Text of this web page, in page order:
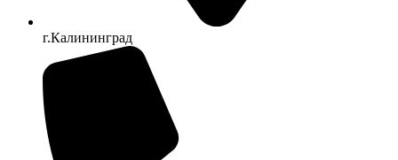
г.Калининград